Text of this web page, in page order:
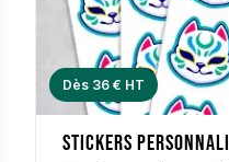
Dès 36 € HT
stickers